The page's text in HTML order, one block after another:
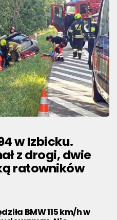
w Izbicku.
z drogi, dwie
ratowników
BMW 115 km/h w